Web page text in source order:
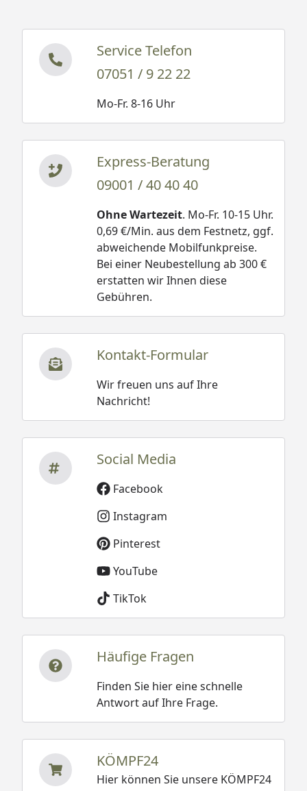
Service Telefon
07051 / 9 22 22
Mo-Fr. 8-16 Uhr
Express-Beratung
09001 / 40 40 40
Ohne Wartezeit. Mo-Fr. 10-15 Uhr.
0,69 €/Min. aus dem Festnetz, ggf.
abweichende Mobilfunkpreise.
Bei einer Neubestellung ab 300 €
erstatten wir Ihnen diese
Gebühren.
Kontakt-Formular
Wir freuen uns auf Ihre
Nachricht!
Social Media
Facebook
Instagram
Pinterest
YouTube
TikTok
Häufige Fragen
Finden Sie hier eine schnelle
Antwort auf Ihre Frage.
KÖMPF24
Hier können Sie unsere KÖMPF24